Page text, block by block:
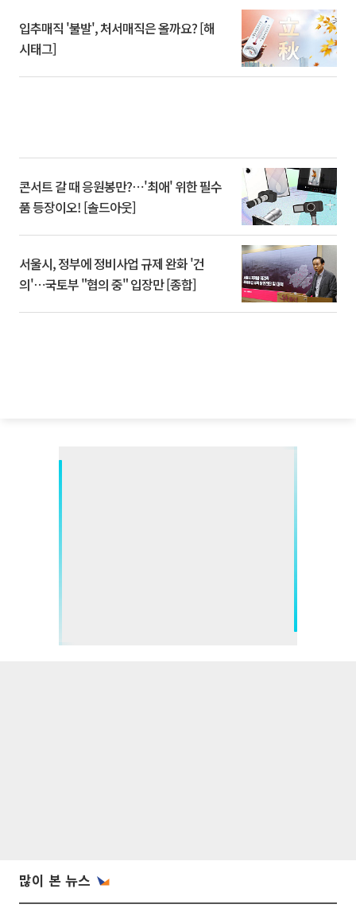
입추매직 '불발', 처서매직은 올까요? [해
시태그]
콘서트 갈 때 응원봉만?⋯'최애' 위한 필수
품 등장이오! [솔드아웃]
서울시, 정부에 정비사업 규제 완화 '건
의'⋯국토부 "협의 중" 입장만 [종합]
많이 본 뉴스